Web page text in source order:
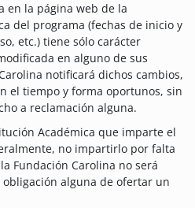
en la página web de la
del programa (fechas de inicio y
etc.) tiene sólo carácter
en alguno de sus
notificará dichos cambios,
el tiempo y forma oportunos, sin
a reclamación alguna.
Académica que imparte el
no impartirlo por falta
Fundación Carolina no será
alguna de ofertar un